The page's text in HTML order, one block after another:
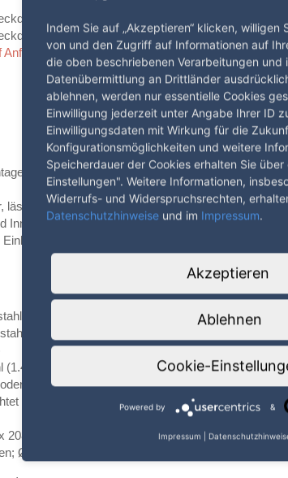
möglich)
geeignet
lässt sich mit gesteckten Steckern schließen, mit
Innenbereich
(1.4301)
(1.4301)
(1.4301)
nach Absprache
208 mm
Ø 33/41mm
Indem Sie auf „Akzeptieren“ klicken, willigen
von und den Zugriff auf Informationen auf
die oben beschriebenen Verarbeitungen und
Datenübermittlung an Drittländer
ablehnen, werden nur essentielle Cookies
Einwilligung jederzeit unter Angabe Ihrer ID
Einwilligungsdaten mit Wirkung für die
Konfigurationsmöglichkeiten und weitere
Speicherdauer der Cookies erhalten Sie
Einstellungen". Weitere Informationen,
Widerrufs- und Widerspruchsrechten,
Datenschutzhinweise und im Impressum.
Akzeptieren
Ablehnen
Cookie-
Powered by &
Impressum